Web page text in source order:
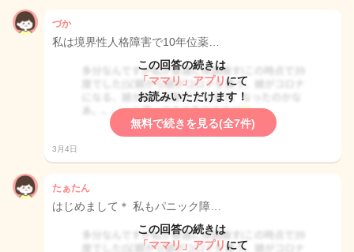
づか
私は境界性人格障害で10年位薬…
この回答の続きは
「ママリ」アプリ にて
お読みいただけます！
無料で続きを見る(全7件)
3月4日
たぁたん
はじめまして＊ 私もパニック障…
この回答の続きは
「ママリ」アプリ にて